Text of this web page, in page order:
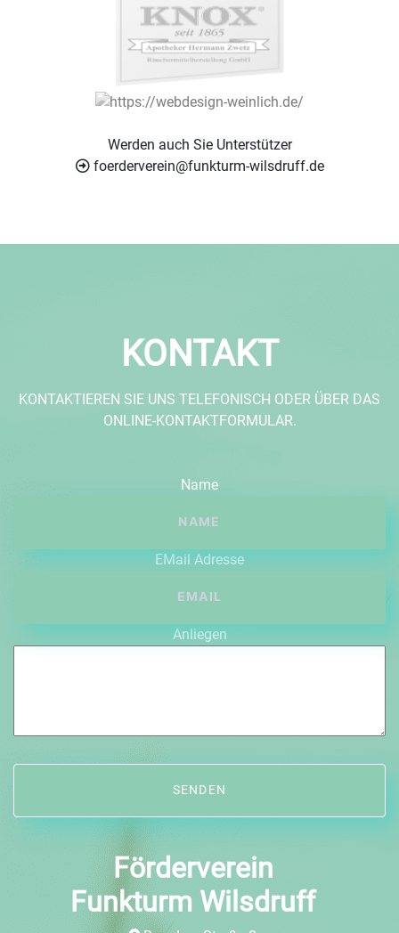
Werden auch Sie Unterstützer
foerderverein@funkturm-wilsdruff.de
KONTAKT
KONTAKTIEREN SIE UNS TELEFONISCH ODER ÜBER DAS
ONLINE-KONTAKTFORMULAR.
Name
EMail Adresse
Anliegen
Förderverein
Funkturm Wilsdruff